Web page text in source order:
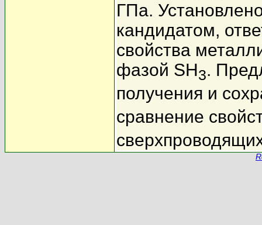
ГПа.
кандидатом,
свойства
фазой SH3.
получения и
сравнение